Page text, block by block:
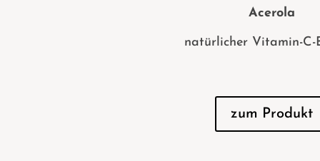
Acerola
natürlicher Vitamin-C-
zum Produkt